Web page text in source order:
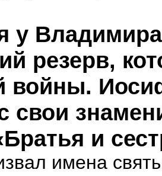
у
резерв,
войны.
свои
и
имена